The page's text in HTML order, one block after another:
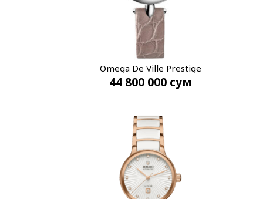
Omega De Ville Prestige
424.13.27.60.52.001
44 800 000 сум